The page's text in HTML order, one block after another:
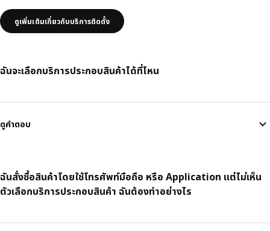
ดูเพิ่มเติมเกี่ยวกับบริการติดตั้ง
ฉันจะเลือกบริการประกอบสินค้าได้ที่ไหน
ดูคำตอบ
ฉันสั่งซื้อสินค้าโดยใช้โทรศัพท์มือถือ หรือ Application แต่ไม่เห็น
ตัวเลือกบริการประกอบสินค้า ฉันต้องทำอย่างไร